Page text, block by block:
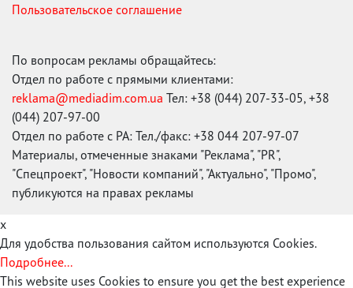
Пользовательское соглашение
По вопросам рекламы обращайтесь:
Отдел по работе с прямыми клиентами:
reklama@mediadim.com.ua Тел: +38 (044) 207-33-05, +38
(044) 207-97-00
Отдел по работе с РА: Тел./факс: +38 044 207-97-07
Материалы, отмеченные знаками "Реклама", "PR",
"Спецпроект", "Новости компаний", "Актуально", "Промо",
публикуются на правах рекламы
x
Для удобства пользования сайтом используются Cookies.
Подробнее...
This website uses Cookies to ensure you get the best experience